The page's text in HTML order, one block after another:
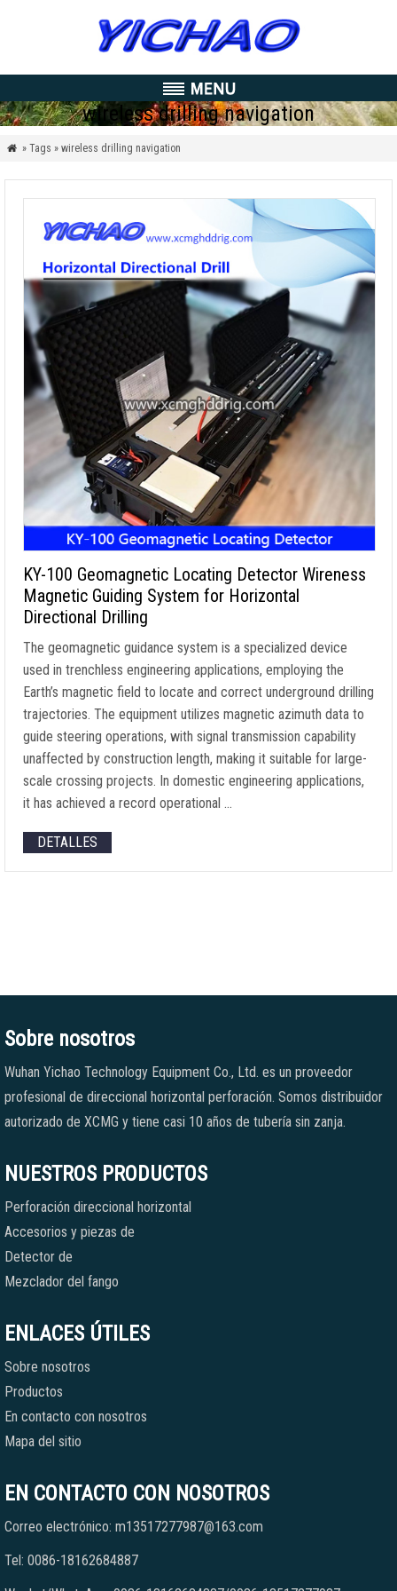
wireless drilling navigation
 » Tags » wireless drilling navigation
KY-100 Geomagnetic Locating Detector Wireness
Magnetic Guiding System for Horizontal
Directional Drilling
The geomagnetic guidance system is a specialized device
used in trenchless engineering applications, employing the
Earth’s magnetic field to locate and correct underground drilling
trajectories. The equipment utilizes magnetic azimuth data to
guide steering operations, with signal transmission capability
unaffected by construction length, making it suitable for large-
scale crossing projects. In domestic engineering applications,
it has achieved a record operational …
DETALLES
Sobre nosotros
Wuhan Yichao Technology Equipment Co., Ltd. es un proveedor
profesional de direccional horizontal perforación. Somos distribuidor
autorizado de XCMG y tiene casi 10 años de tubería sin zanja.
NUESTROS PRODUCTOS
Perforación direccional horizontal
Accesorios y piezas de
Detector de
Mezclador del fango
ENLACES ÚTILES
Sobre nosotros
Productos
En contacto con nosotros
Mapa del sitio
EN CONTACTO CON NOSOTROS
Correo electrónico: m13517277987@163.com
Tel: 0086-18162684887